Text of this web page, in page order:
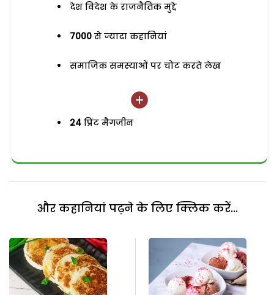
देश विदेश के राजनैतिक मुद्दे
7000 से ज्यादा कहानियां
समाजिक समस्याओं पर चोट करते लेख
24 प्रिंट मैगजीन
और कहानियां पढ़ने के लिए क्लिक करें...